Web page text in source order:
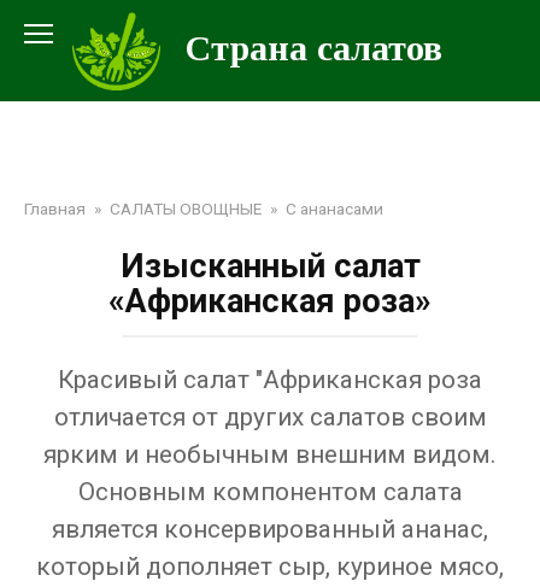
контенту
Страна салатов
Главная » САЛАТЫ ОВОЩНЫЕ » С ананасами
Изысканный салат
«Африканская роза»
Красивый салат "Африканская роза
отличается от других салатов своим
ярким и необычным внешним видом.
Основным компонентом салата
является консервированный ананас,
который дополняет сыр, куриное мясо,